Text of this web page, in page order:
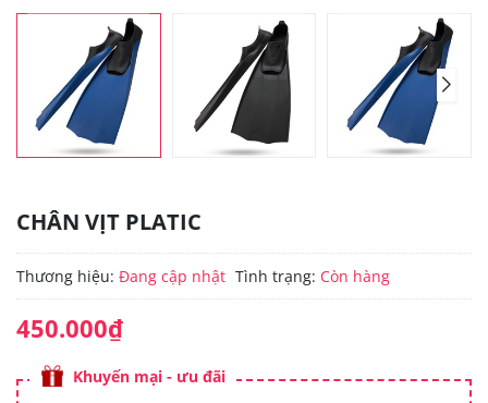
CHÂN VỊT PLATIC
Thương hiệu: Đang cập nhật Tình trạng: Còn hàng
450.000₫
Khuyến mại - ưu đãi